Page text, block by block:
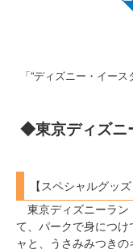
「“ディズニー・イー
◆東京ディズニ
【スペシャルグッズ
東京ディズニーラン
て、パークで身につ
ャと、うさみみつき